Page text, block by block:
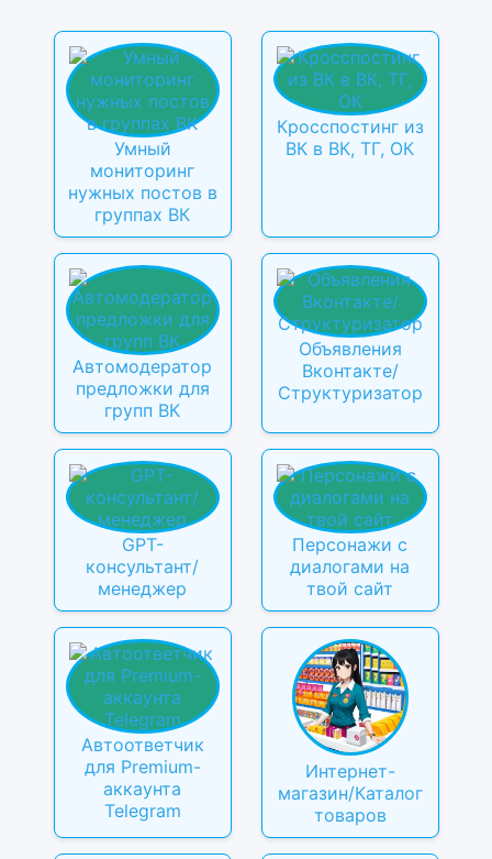
Умный
мониторинг
нужных постов в
группах ВК
Кросспостинг из
ВК в ВК, ТГ, ОК
Автомодератор
предложки для
групп ВК
Объявления
Вконтакте/
Структуризатор
GPT-
консультант/
менеджер
Персонажи с
диалогами на
твой сайт
Автоответчик
для Premium-
аккаунта
Telegram
Интернет-
магазин/Каталог
товаров